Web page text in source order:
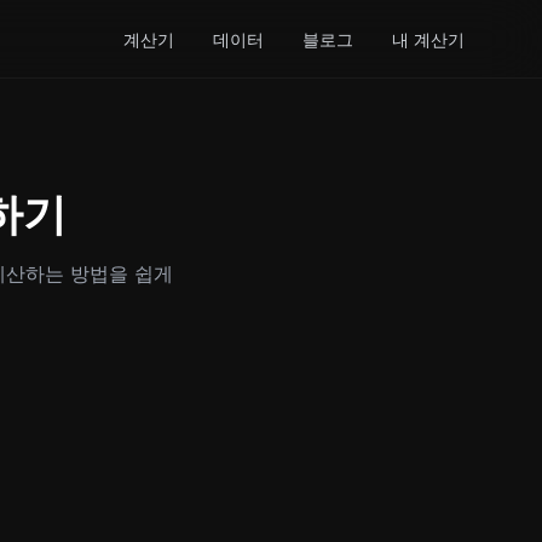
계산기 데이터 블로그 내 계산기
기
하는 방법을 쉽게